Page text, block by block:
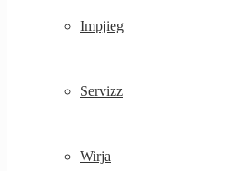
Impjieg
Servizz
Wirja